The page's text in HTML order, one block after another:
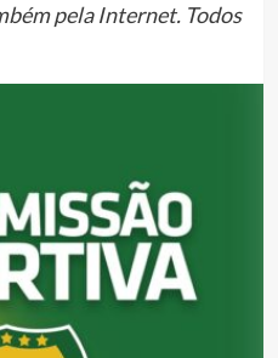
pela Internet. Todos